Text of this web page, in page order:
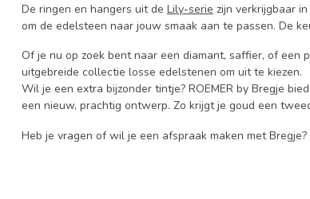
De ringen en hangers uit de Lily-serie zijn verkrijgbaar
om de edelsteen naar jouw smaak aan te passen. De
Of je nu op zoek bent naar een diamant, saffier, of een
uitgebreide collectie losse edelstenen om uit te kiezen.
Wil je een extra bijzonder tintje? ROEMER by Bregje
een nieuw, prachtig ontwerp. Zo krijgt je goud een
Heb je vragen of wil je een afspraak maken met